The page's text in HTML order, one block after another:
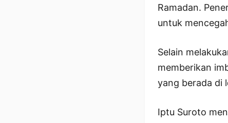
Ramadan.
untuk
Selain
memberikan
yang berada di
Iptu Suroto